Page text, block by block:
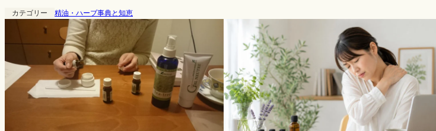
カテゴリー 精油・ハーブ事典と知恵